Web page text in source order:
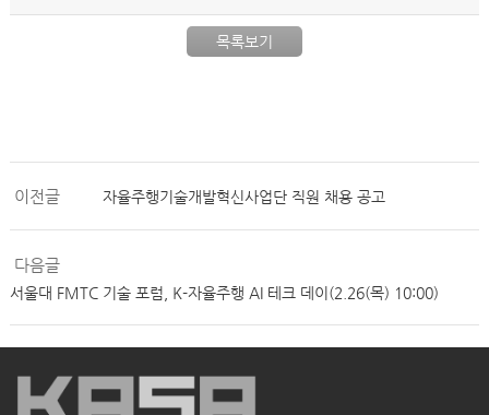
목록보기
이전글 자율주행기술개발혁신사업단 직원 채용 공고
다음글
서울대 FMTC 기술 포럼, K-자율주행 AI 테크 데이(2.26(목) 10:00)